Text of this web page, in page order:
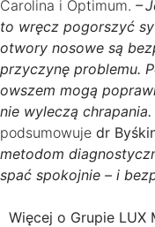
Carolina i Optimum. –
to wręcz pogorszyć
otwory nosowe są
przyczynę problemu.
owszem mogą
nie wyleczą chrapania.
podsumowuje dr
metodom
spać spokojnie – i
Więcej o Grupie LUX